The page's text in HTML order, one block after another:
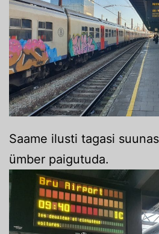
Saame ilusti tagasi
ümber paigutuda.